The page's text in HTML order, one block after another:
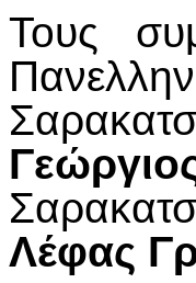
Τους
Λέφας